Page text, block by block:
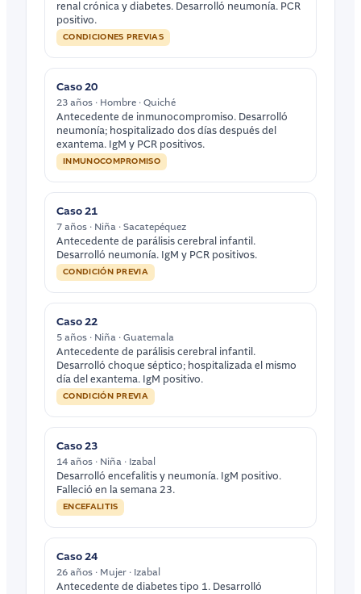
renal crónica y diabetes. Desarrolló neumonía. PCR
positivo.
CONDICIONES PREVIAS
Caso 20
23 años · Hombre · Quiché
Antecedente de inmunocompromiso. Desarrolló
neumonía; hospitalizado dos días después del
exantema. IgM y PCR positivos.
INMUNOCOMPROMISO
Caso 21
7 años · Niña · Sacatepéquez
Antecedente de parálisis cerebral infantil.
Desarrolló neumonía. IgM y PCR positivos.
CONDICIÓN PREVIA
Caso 22
5 años · Niña · Guatemala
Antecedente de parálisis cerebral infantil.
Desarrolló choque séptico; hospitalizada el mismo
día del exantema. IgM positivo.
CONDICIÓN PREVIA
Caso 23
14 años · Niña · Izabal
Desarrolló encefalitis y neumonía. IgM positivo.
Falleció en la semana 23.
ENCEFALITIS
Caso 24
26 años · Mujer · Izabal
Antecedente de diabetes tipo 1. Desarrolló